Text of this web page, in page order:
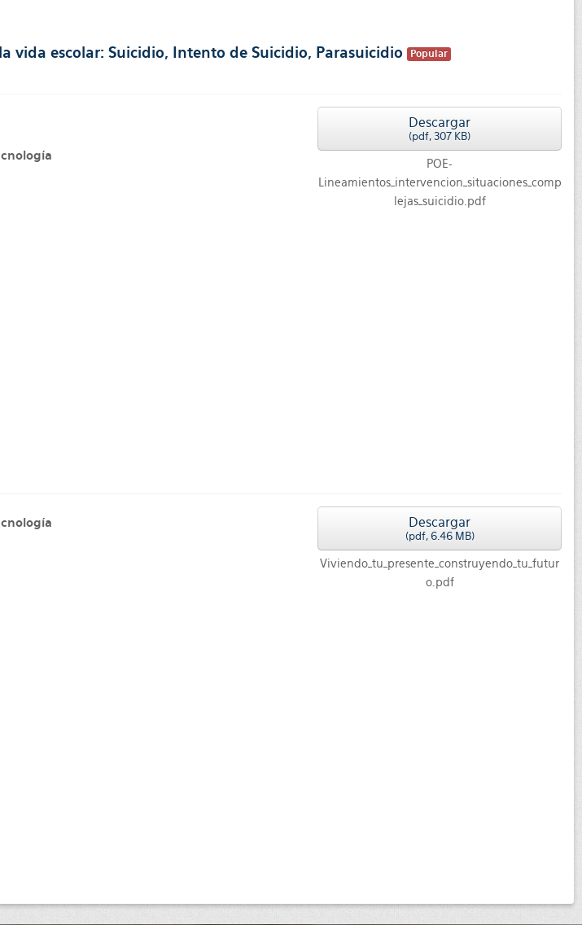
vida escolar: Suicidio, Intento de Suicidio, Parasuicidio
Popular
Descargar
(pdf, 307 KB)
POE-
Lineamientos_intervencion_situaciones_comp
lejas_suicidio.pdf
Descargar
(pdf, 6.46 MB)
Viviendo_tu_presente_construyendo_tu_futur
o.pdf